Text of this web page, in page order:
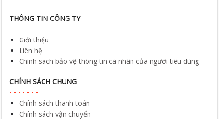
THÔNG TIN CÔNG TY
Giới thiệu
Liên hệ
Chính sách bảo vệ thông tin cá nhân của người tiêu dùng
CHÍNH SÁCH CHUNG
Chính sách thanh toán
Chính sách vận chuyển